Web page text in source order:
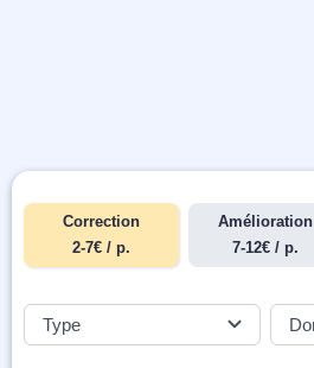
Correction
2-7€ / p.
Amélioration
7-12€ / p.